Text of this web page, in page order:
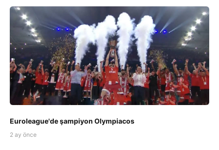
Euroleague'de şampiyon Olympiacos
2 ay önce